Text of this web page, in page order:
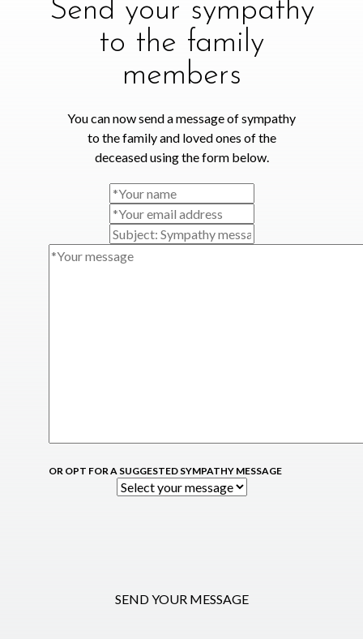
Send your sympathy
to the family
members
You can now send a message of sympathy
to the family and loved ones of the
deceased using the form below.
OR OPT FOR A SUGGESTED SYMPATHY MESSAGE
SEND YOUR MESSAGE